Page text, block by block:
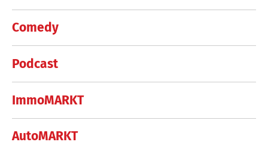
Comedy
Podcast
ImmoMARKT
AutoMARKT